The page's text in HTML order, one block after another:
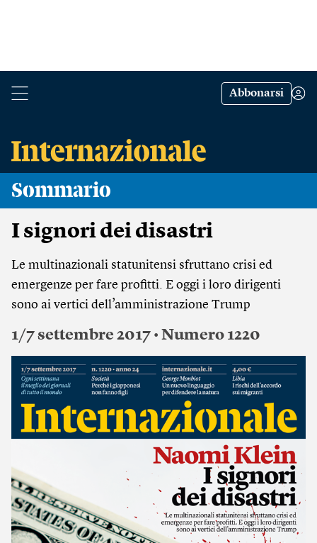
Abbonarsi
Sommario
I signori dei disastri
Le multinazionali statunitensi sfruttano crisi ed
emergenze per fare profitti. E oggi i loro dirigenti
sono ai vertici dell’amministrazione Trump
1/7 settembre 2017 • Numero 1220